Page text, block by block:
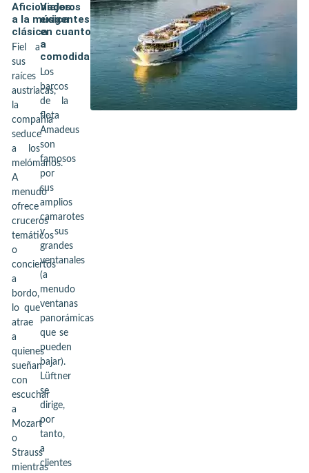
Aficionados
a la música
clásica
Fiel a
sus
raíces
austriacas,
la
compañía
seduce
a los
melómanos.
A
menudo
ofrece
cruceros
temáticos
o
conciertos
a
bordo,
lo que
atrae
a
quienes
sueñan
con
escuchar
a
Mozart
o
Strauss
mientras
Viajeros
exigentes
en cuanto
a
comodidad
Los
barcos
de la
flota
Amadeus
son
famosos
por
sus
amplios
camarotes
y sus
grandes
ventanales
(a
menudo
ventanas
panorámicas
que se
pueden
bajar).
Lüftner
se
dirige,
por
tanto,
a
clientes